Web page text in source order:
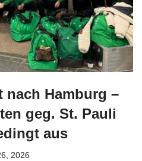
nach Hamburg –
geg. St. Pauli
aus
2026